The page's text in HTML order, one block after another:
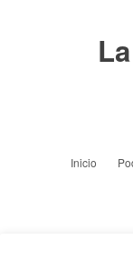
Inicio